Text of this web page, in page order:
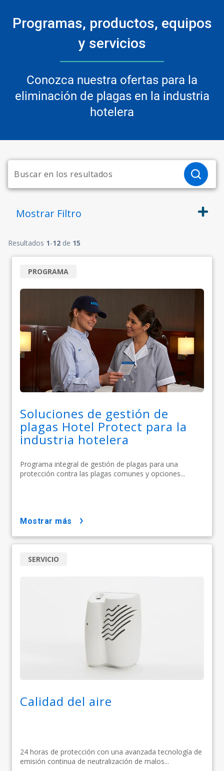
Programas, productos, equipos
y servicios
Conozca nuestra ofertas para la
eliminación de plagas en la industria
hotelera
Mostrar Filtro
Resultados 1-12 de 15
Soluciones de gestión de
plagas Hotel Protect para la
industria hotelera
Programa integral de gestión de plagas para una
protección contra las plagas comunes y opciones...
PROGRAMA
mostrar más
Calidad del aire
24 horas de protección con una avanzada tecnología de
emisión continua de neutralización de malos...
SERVICIO